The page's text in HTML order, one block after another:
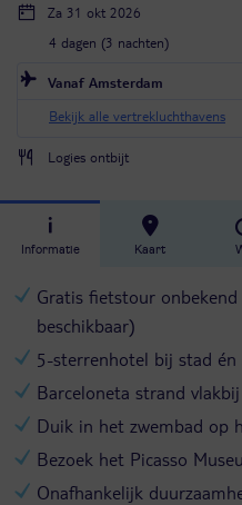
Za 31 okt 2026
4 dagen (3 nachten)
Vanaf Amsterdam
Bekijk alle vertrekluchthavens
Logies ontbijt
Informatie Kaart
Gratis fietstour
beschikbaar)
5-sterrenhotel bij stad én
Barceloneta strand vlakbij
Duik in het zwembad op
Bezoek het Picasso
Onafhankelijk